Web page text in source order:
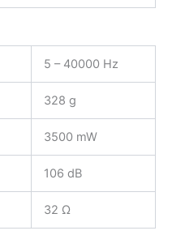
5 – 40000 Hz
328 g
3500 mW
106 dB
32 Ω